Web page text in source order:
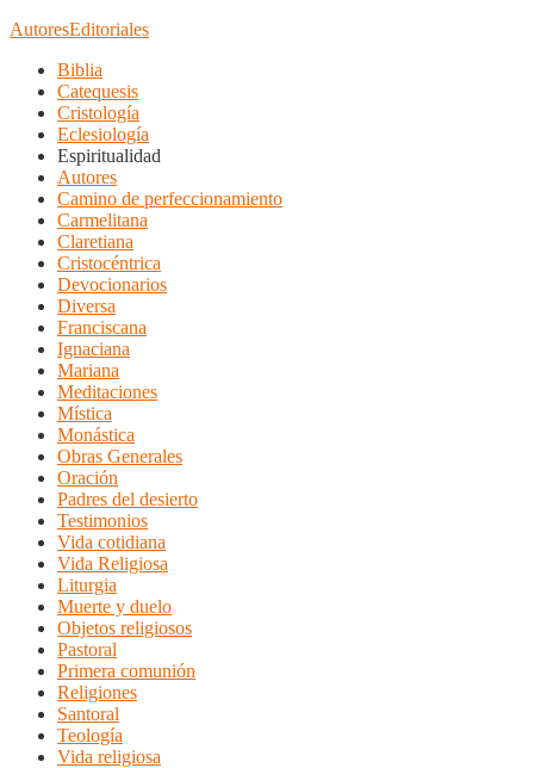
AutoresEditoriales
Biblia
Catequesis
Cristología
Eclesiología
Espiritualidad
Autores
Camino de perfeccionamiento
Carmelitana
Claretiana
Cristocéntrica
Devocionarios
Diversa
Franciscana
Ignaciana
Mariana
Meditaciones
Mística
Monástica
Obras Generales
Oración
Padres del desierto
Testimonios
Vida cotidiana
Vida Religiosa
Liturgia
Muerte y duelo
Objetos religiosos
Pastoral
Primera comunión
Religiones
Santoral
Teología
Vida religiosa